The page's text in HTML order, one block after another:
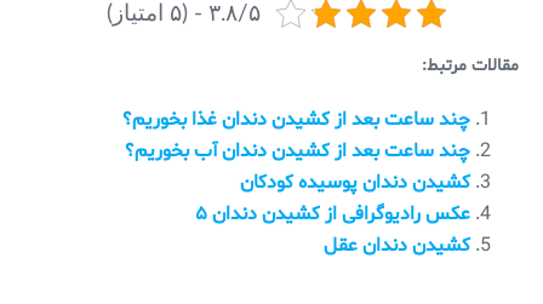
۳.۸/۵ - (۵ امتیاز)
مقالات مرتبط:
چند ساعت بعد از کشیدن دندان غذا بخوریم؟
چند ساعت بعد از کشیدن دندان آب بخوریم؟
کشیدن دندان پوسیده کودکان
عکس رادیوگرافی از کشیدن دندان ۵
کشیدن دندان عقل